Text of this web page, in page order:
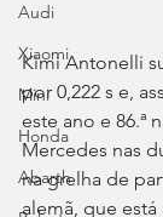
Audi
Xiaomi
Mini
Honda
Abarth
Kimi Antonelli
por 0,222 s e,
este ano e 86.ª
Mercedes nas
na grelha de
alemã, que